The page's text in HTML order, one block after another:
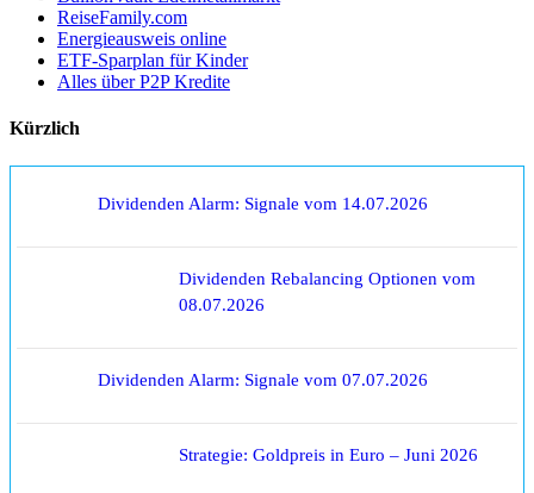
ReiseFamily.com
Energieausweis online
ETF-Sparplan für Kinder
Alles über P2P Kredite
Kürzlich
Dividenden Alarm: Signale vom 14.07.2026
Dividenden Rebalancing Optionen vom
08.07.2026
Dividenden Alarm: Signale vom 07.07.2026
Strategie: Goldpreis in Euro – Juni 2026